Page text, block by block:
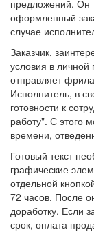
предложений. Он
оформленный
случае
Заказчик,
условия в личной
отправляет
Исполнитель, в
готовности к
работу". С этого
времени,
Готовый текст
графические
отдельной
72 часов. После
доработку. Если
срок, оплата